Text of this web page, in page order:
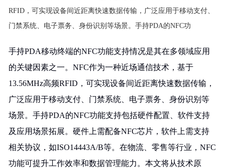
RFID，可实现设备间近距离快速数据传输，广泛应用于移动支付、
门禁系统、电子票务、身份识别等场景。手持PDA的NFC功
手持PDA移动终端的NFC功能支持情况是其在多领域应用
的关键因素之一。NFC作为一种近场通信技术，基于
13.56MHz高频RFID，可实现设备间近距离快速数据传输，
广泛应用于移动支付、门禁系统、电子票务、身份识别等
场景。手持PDA的NFC功能支持包括硬件配置、软件支持
及应用场景拓展。硬件上需配备NFC芯片，软件上需支持
相关协议，如ISO14443A/B等。在物流、零售等行业，NFC
功能可提升工作效率和数据管理能力。本文将从技术原